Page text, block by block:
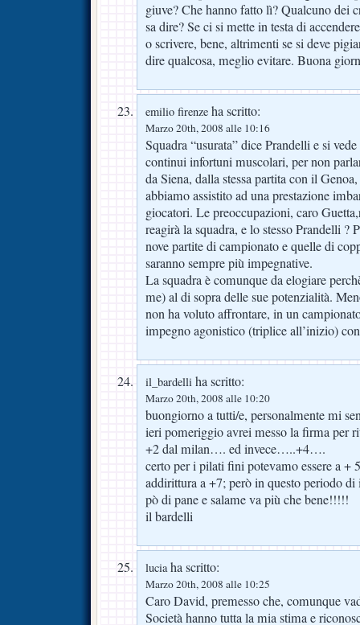
giuve? Che hanno fatto lì? Qualcuno dei
sa dire? Se ci si mette in testa di
o scrivere, bene, altrimenti se si deve
dire qualcosa, meglio evitare. Buona
emilio firenze ha scritto:
Marzo 20th, 2008 alle 10:16
Squadra “usurata” dice Prandelli e si
continui infortuni muscolari, per non
da Siena, dalla stessa partita con il
abbiamo assistito ad una prestazione
giocatori. Le preoccupazioni, caro
reagirà la squadra, e lo stesso Prandelli ?
nove partite di campionato e quelle di
saranno sempre più impegnative.
La squadra è comunque da elogiare
me) al di sopra delle sue potenzialità.
non ha voluto affrontare, in un
impegno agonistico (triplice all’inizio)
il_bardelli ha scritto:
Marzo 20th, 2008 alle 10:20
buongiorno a tutti/e, personalmente mi
ieri pomeriggio avrei messo la firma per
+2 dal milan…. ed invece…..+4….
certo per i pilati fini potevamo essere a +
addirittura a +7; però in questo periodo
pò di pane e salame va più che bene!!!!!
il bardelli
luciaha scritto:
Marzo 20th, 2008 alle 10:25
Caro David, premesso che, comunque
Società hanno tutta la mia stima e